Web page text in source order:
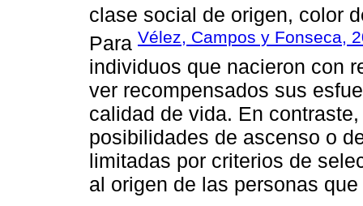
clase social de origen, color
Para Vélez, Campos y Fonseca,
individuos que nacieron con
ver recompensados sus
calidad de vida. En
posibilidades de ascenso o
limitadas por criterios de
al origen de las personas